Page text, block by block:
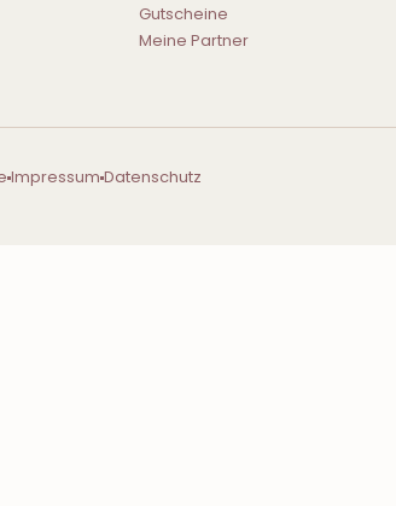
Gutscheine
Meine Partner
ImpressumDatenschutz